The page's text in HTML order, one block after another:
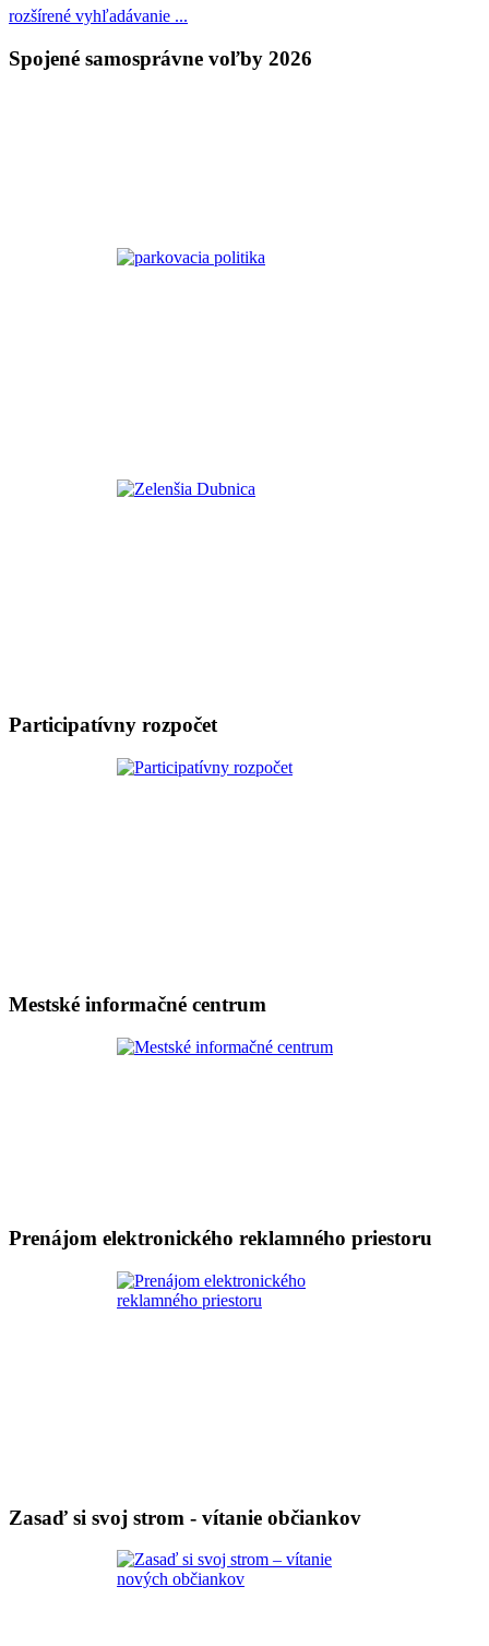
rozšírené vyhľadávanie ...
Spojené samosprávne voľby 2026
Participatívny rozpočet
Mestské informačné centrum
Prenájom elektronického reklamného priestoru
Zasaď si svoj strom - vítanie občiankov